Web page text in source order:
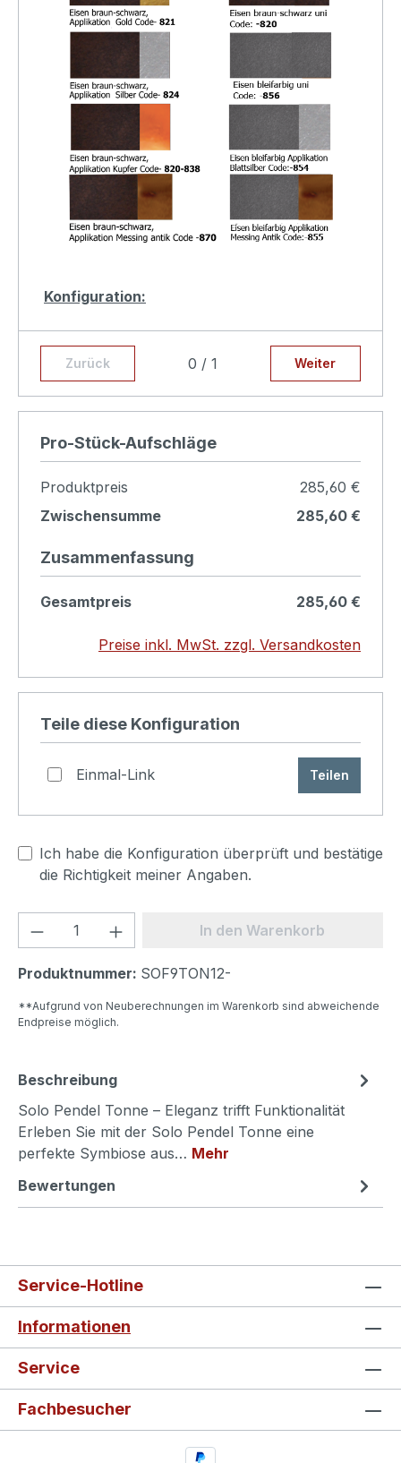
Konfiguration:
Zurück 0 / 1 Weiter
Pro-Stück-Aufschläge
Produktpreis
285,60 €
Zwischensumme
285,60 €
Zusammenfassung
Gesamtpreis 285,60 €
Preise inkl. MwSt. zzgl. Versandkosten
Teile diese Konfiguration
Einmal-Link Teilen
Ich habe die Konfiguration überprüft und bestätige
die Richtigkeit meiner Angaben.
Produkt Anzahl: Gib denIn den Warenkorb
Produktnummer: SOF9TON12-
**Aufgrund von Neuberechnungen im Warenkorb sind abweichende
Endpreise möglich.
Beschreibung
Solo Pendel Tonne – Eleganz trifft Funktionalität
Erleben Sie mit der Solo Pendel Tonne eine
perfekte Symbiose aus… Mehr
Bewertungen
Service-Hotline
Informationen
Service
Fachbesucher